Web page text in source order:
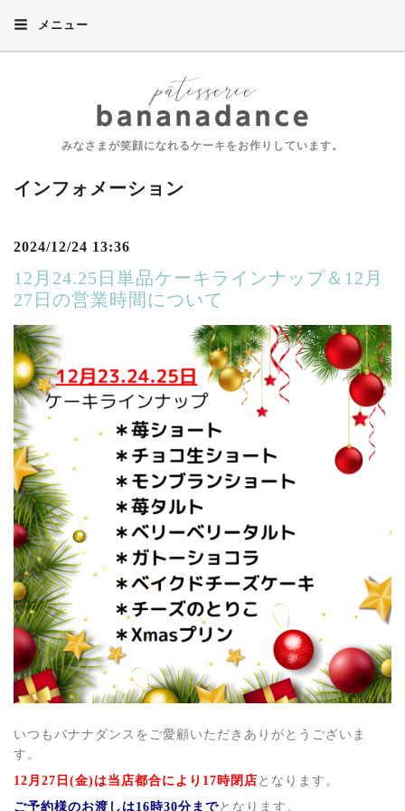
メニュー
みなさまが笑顔になれるケーキをお作りしています。
インフォメーション
2024/12/24 13:36
12月24.25日単品ケーキラインナップ＆12月
27日の営業時間について
いつもバナナダンスをご愛顧いただきありがとうございま
す。
12月27日(金)は当店都合により17時閉店 となります。
ご予約様のお渡しは16時30分までとなります。